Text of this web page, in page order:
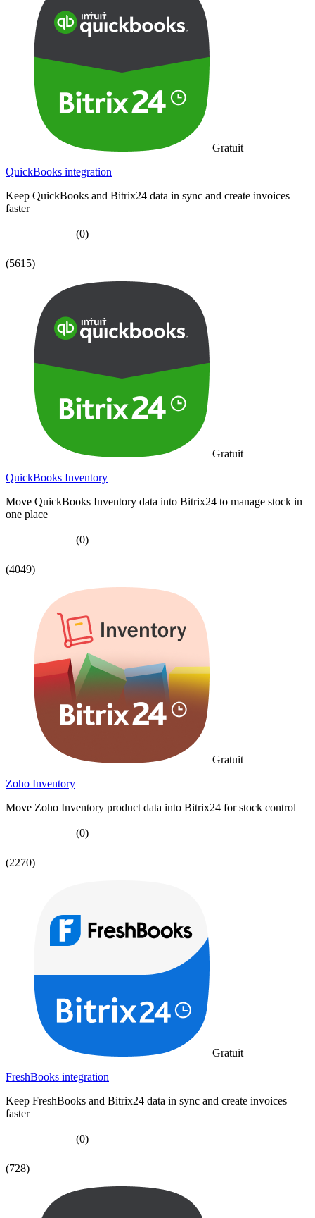
Gratuit
QuickBooks integration
Keep QuickBooks and Bitrix24 data in sync and create invoices
faster
(0)
(5615)
Gratuit
QuickBooks Inventory
Move QuickBooks Inventory data into Bitrix24 to manage stock in
one place
(0)
(4049)
Gratuit
Zoho Inventory
Move Zoho Inventory product data into Bitrix24 for stock control
(0)
(2270)
Gratuit
FreshBooks integration
Keep FreshBooks and Bitrix24 data in sync and create invoices
faster
(0)
(728)